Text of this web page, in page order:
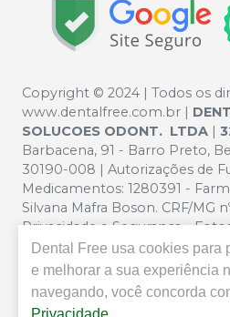
Copyright © 2024 | Todos os
www.dentalfree.com.br |
SOLUCOES ODONT. LTDA
Barbacena, 91 - Barro Preto,
30190-008 | Autorizações de
Medicamentos: 1280391 -
Silvana Mafra Boson. CRF/MG
Privacidade e Segurança -
Os preços e condições da loja
alterações. Em caso de
valor válido é o do Carrinho
por atacado por isso nos
Dental Free usa cookies para
e melhorar a sua experiência
navegando, você concorda
Privacidade